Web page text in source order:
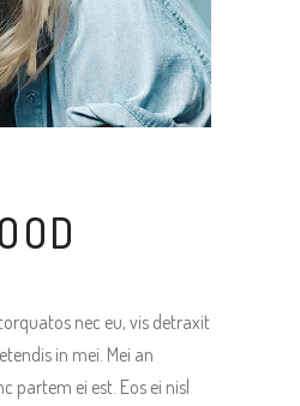
nec eu, vis detraxit
in mei. Mei an
partem ei est. Eos ei nisl